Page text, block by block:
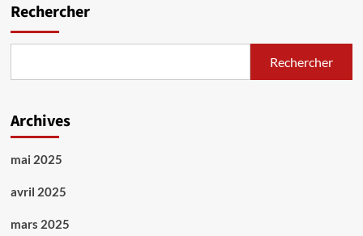
Rechercher
Rechercher
Archives
mai 2025
avril 2025
mars 2025